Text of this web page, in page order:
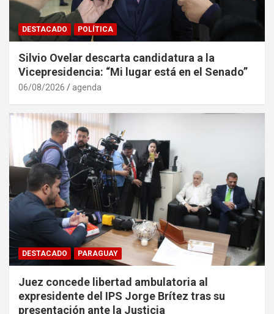
DESTACADO POLÍTICA
Silvio Ovelar descarta candidatura a la
Vicepresidencia: “Mi lugar está en el Senado”
06/08/2026 agenda
DESTACADO PARAGUAY
Juez concede libertad ambulatoria al
expresidente del IPS Jorge Brítez tras su
presentación ante la Justicia